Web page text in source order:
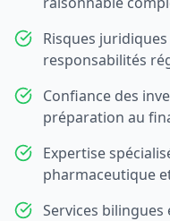
Risques
responsabilités
Confiance des
préparation au
Expertise
pharmaceutique
Services